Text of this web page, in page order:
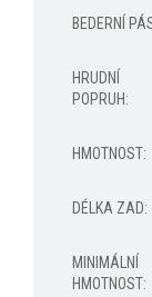
BEDERNÍ
HRUDNÍ
POPRUH:
HMOTNOST:
DÉLKA ZAD:
MINIMÁLNÍ
HMOTNOST: